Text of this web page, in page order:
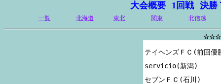
大会概要 1回戦 決勝
一覧 北海道 東北 関東 北信越
☆☆☆
テイヘンズＦＣ(前回優
servicio(新潟)
セブンＦＣ(石川)